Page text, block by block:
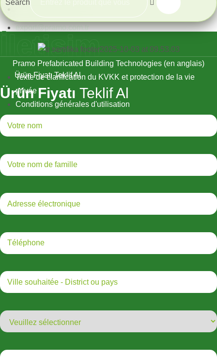
+90 533 377 80 73
export@pramo.com.tr
Pramo Prefabricated Building Technologies (en anglais)
Texte de clarification du KVKK et protection de la vie
privée
Conditions générales d'utilisation
Search
İletişim
Ürün Fiyatı Teklif Al
Ürün Fiyatı Teklif Al